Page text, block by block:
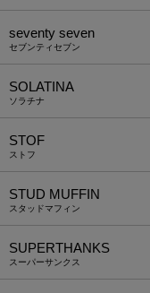
seventy seven
セブンティセブン
SOLATINA
ソラチナ
STOF
ストフ
STUD MUFFIN
スタッドマフィン
SUPERTHANKS
スーパーサンクス